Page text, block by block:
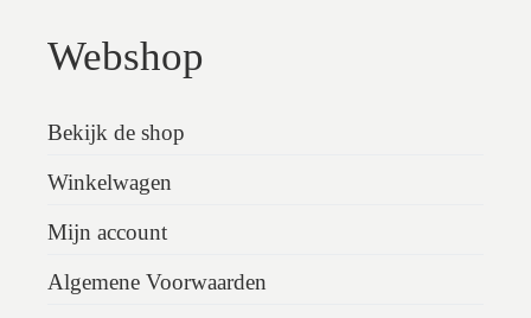
Webshop
Bekijk de shop
Winkelwagen
Mijn account
Algemene Voorwaarden